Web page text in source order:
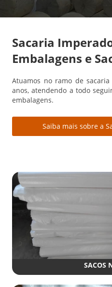
Sacaria
Embalagens e
Atuamos no ramo de
anos, atendendo a todo
embalagens.
Saiba mais sobre a
SACOS